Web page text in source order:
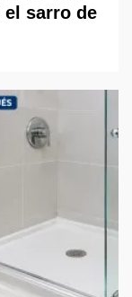
el sarro de